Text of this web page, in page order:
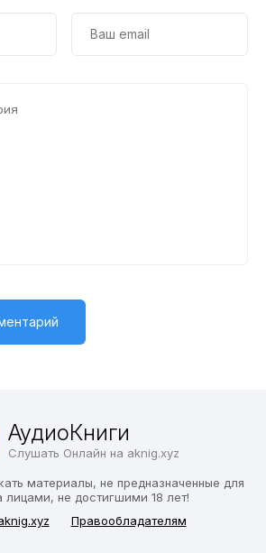
АудиоКниги
Слушать Онлайн на aknig.xyz
материалы, не предназначенные для
лицами, не достигшими 18 лет!
Правообладателям